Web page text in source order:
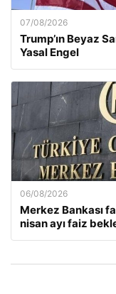
07/08/2026
Trump’ın Beyaz
Yasal Engel
06/08/2026
Merkez Bankası
nisan ayı faiz